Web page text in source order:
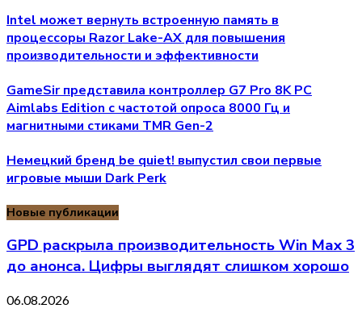
Intel может вернуть встроенную память в
процессоры Razor Lake-AX для повышения
производительности и эффективности
GameSir представила контроллер G7 Pro 8K PC
Aimlabs Edition с частотой опроса 8000 Гц и
магнитными стиками TMR Gen-2
Немецкий бренд be quiet! выпустил свои первые
игровые мыши Dark Perk
Новые публикации
GPD раскрыла производительность Win Max 3
до анонса. Цифры выглядят слишком хорошо
06.08.2026